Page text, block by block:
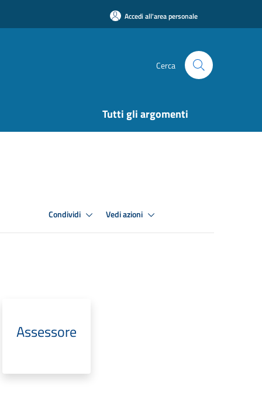
Accedi all'area personale
Cerca
Tutti gli argomenti
Condividi Vedi azioni
Assessore